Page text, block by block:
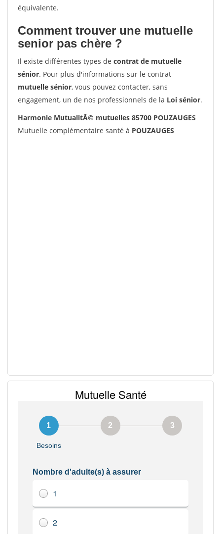
équivalente.
Comment trouver une mutuelle
senior pas chère ?
Il existe différentes types de contrat de mutuelle
sénior. Pour plus d'informations sur le contrat
mutuelle sénior, vous pouvez contacter, sans
engagement, un de nos professionnels de la Loi sénior.
Harmonie MutualitÃ© mutuelles 85700 POUZAUGES
Mutuelle complémentaire santé à POUZAUGES